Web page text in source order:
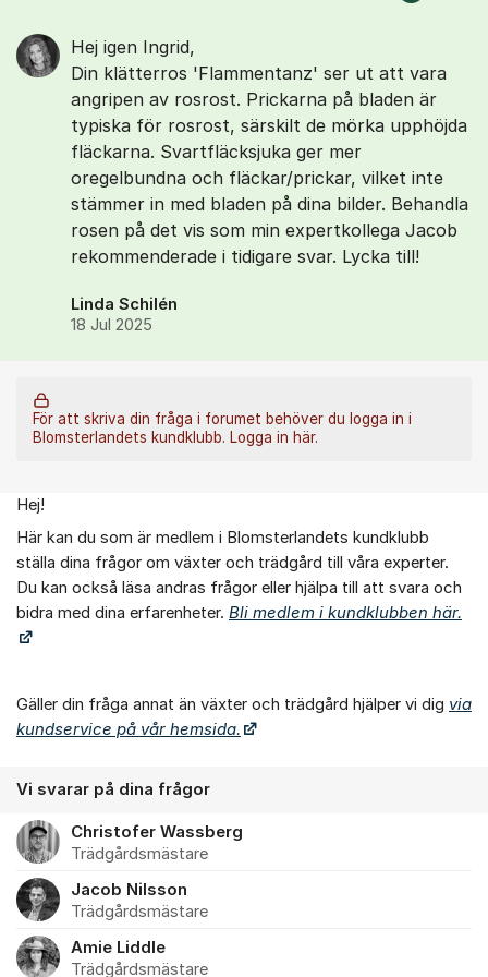
Hej igen Ingrid,
Din klätterros 'Flammentanz' ser ut att vara
angripen av rosrost. Prickarna på bladen är
typiska för rosrost, särskilt de mörka upphöjda
fläckarna. Svartfläcksjuka ger mer
oregelbundna och fläckar/prickar, vilket inte
stämmer in med bladen på dina bilder. Behandla
rosen på det vis som min expertkollega Jacob
rekommenderade i tidigare svar. Lycka till!
Linda Schilén
18 Jul 2025
För att skriva din fråga i forumet behöver du logga in i
Blomsterlandets kundklubb. Logga in här.
Om forumet
Hej!
Här kan du som är medlem i Blomsterlandets kundklubb
ställa dina frågor om växter och trädgård till våra experter.
Du kan också läsa andras frågor eller hjälpa till att svara och
bidra med dina erfarenheter. Bli medlem i kundklubben här.
Gäller din fråga annat än växter och trädgård hjälper vi dig via
kundservice på vår hemsida.
Vi svarar på dina frågor
Christofer Wassberg
Trädgårdsmästare
Jacob Nilsson
Trädgårdsmästare
Amie Liddle
Trädgårdsmästare